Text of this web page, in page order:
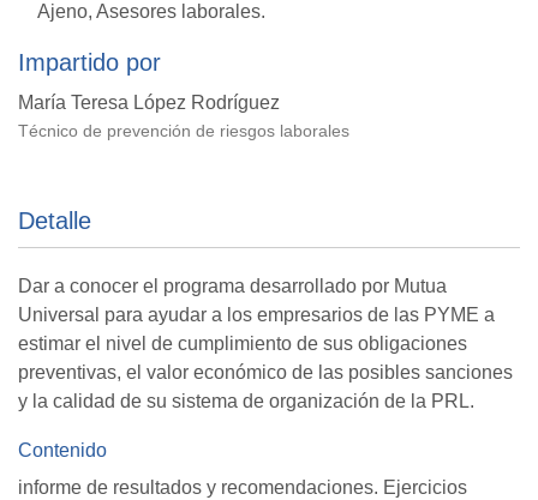
Ajeno, Asesores laborales.
Impartido por
María Teresa López Rodríguez
Técnico de prevención de riesgos laborales
Detalle
Dar a conocer el programa desarrollado por Mutua
Universal para ayudar a los empresarios de las PYME a
estimar el nivel de cumplimiento de sus obligaciones
preventivas, el valor económico de las posibles sanciones
y la calidad de su sistema de organización de la PRL.
Contenido
informe de resultados y recomendaciones. Ejercicios